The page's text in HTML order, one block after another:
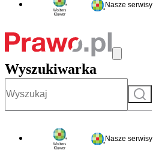
Nasze serwisy
Wyszukiwarka
Szukaj
Nasze serwisy